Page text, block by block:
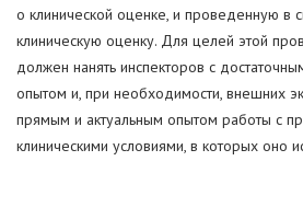
о клинической оценке, и проведенную в
клиническую оценку. Для целей этой
должен нанять инспекторов с
опытом и, при необходимости, внешних
прямым и актуальным опытом работы с
клиническими условиями, в которых оно